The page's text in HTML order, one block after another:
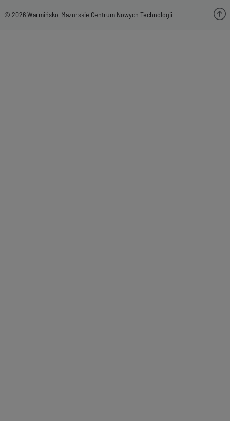
© 2026 Warmińsko-Mazurskie Centrum Nowych Technologii